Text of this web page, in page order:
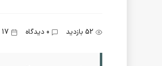
52 بازدید 0 دیدگاه 17 خرداد، 1404